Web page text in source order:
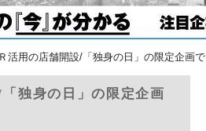
活用の店舗開設/「独身の日」の限定企画で
独身の日」の限定企画